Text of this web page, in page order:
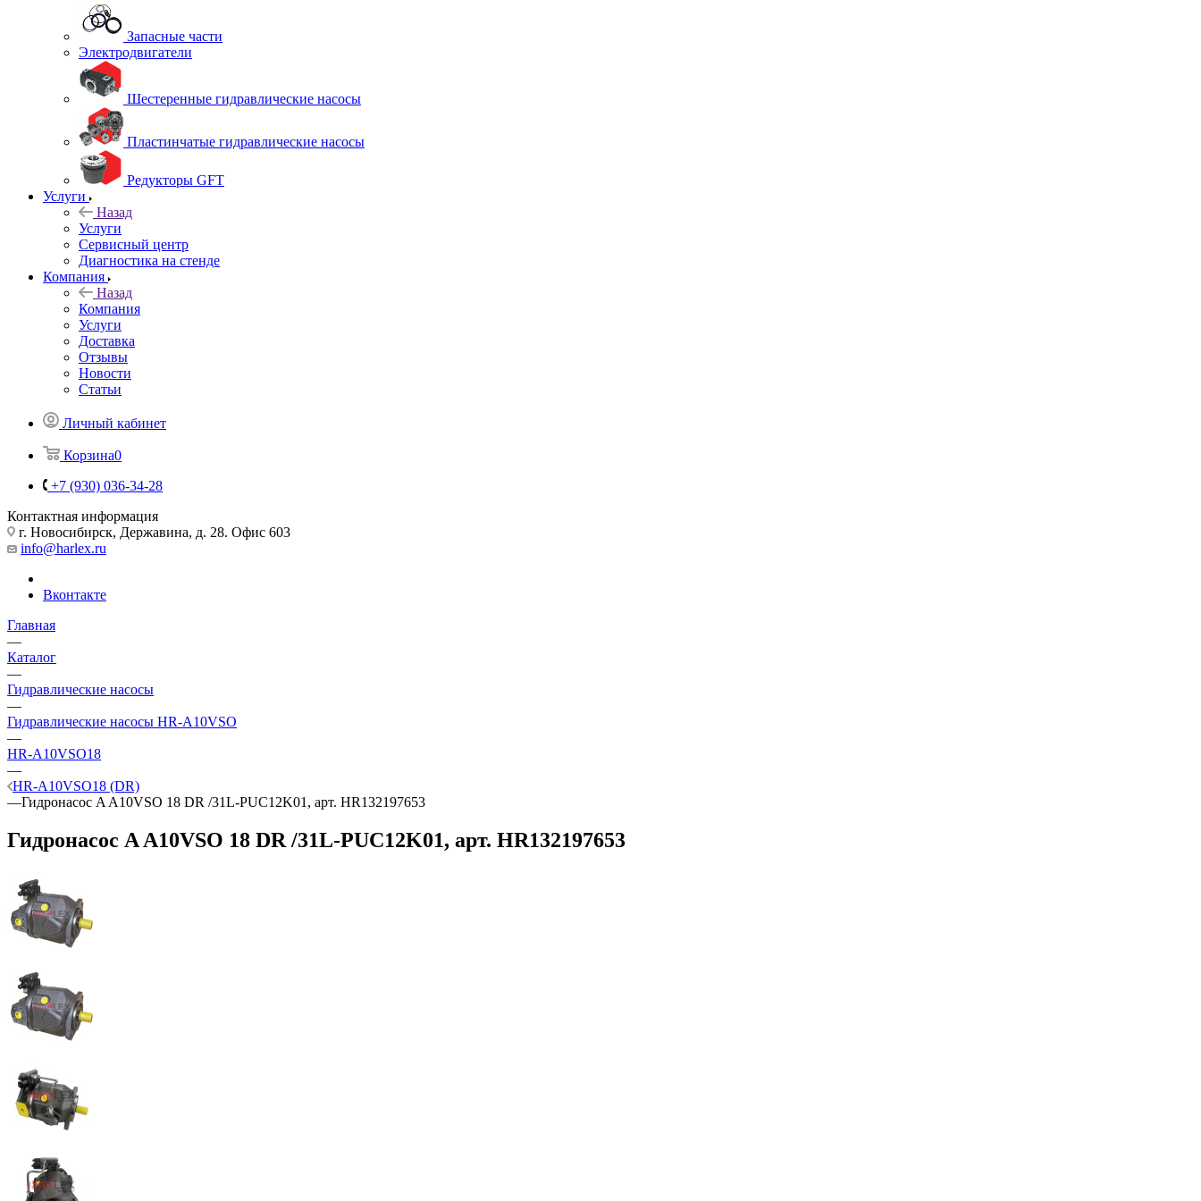
Запасные части
Электродвигатели
Шестеренные гидравлические насосы
Пластинчатые гидравлические насосы
Редукторы GFT
Услуги
Назад
Услуги
Сервисный центр
Диагностика на стенде
Компания
Назад
Компания
Услуги
Доставка
Отзывы
Новости
Статьи
Личный кабинет
Корзина0
+7 (930) 036-34-28
Контактная информация
г. Новосибирск, Державина, д. 28. Офис 603
info@harlex.ru
Вконтакте
Главная
—
Каталог
—
Гидравлические насосы
—
Гидравлические насосы HR-A10VSO
—
HR-A10VSO18
—
HR-A10VSO18 (DR)
—Гидронасос A A10VSO 18 DR /31L-PUC12K01, арт. HR132197653
Гидронасос A A10VSO 18 DR /31L-PUC12K01, арт. HR132197653